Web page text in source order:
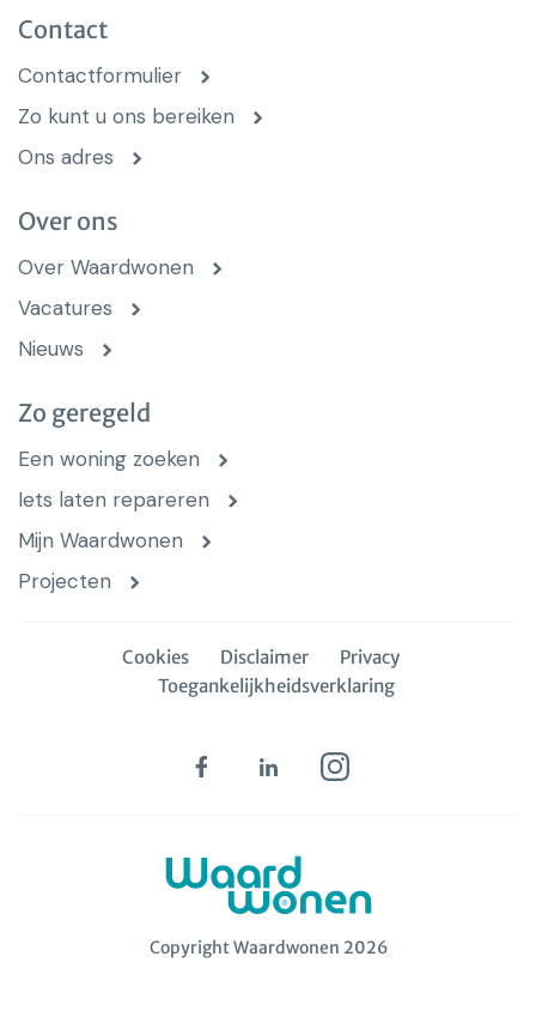
Contact
Contactformulier
Zo kunt u ons bereiken
Ons adres
Over ons
Over Waardwonen
Vacatures
Nieuws
Zo geregeld
Een woning zoeken
Iets laten repareren
Mijn Waardwonen
Projecten
Copyright Waardwonen 2026
Cookies Disclaimer
Privacy
Toegankelijkheidsverklaring